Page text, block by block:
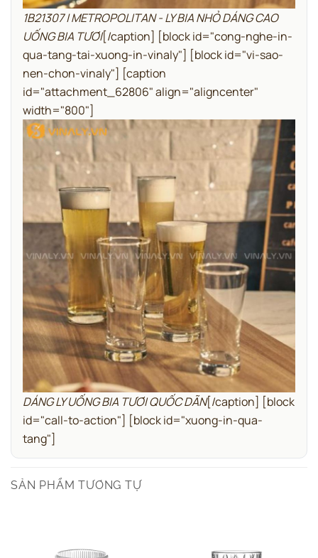
1B21307 | METROPOLITAN - LY BIA NHỎ DÁNG CAO
UỐNG BIA TƯƠI[/caption] [block id="cong-nghe-in-
qua-tang-tai-xuong-in-vinaly"] [block id="vi-sao-
nen-chon-vinaly"] [caption
id="attachment_62806" align="aligncenter"
width="800"]
DÁNG LY UỐNG BIA TƯƠI QUỐC DÃN[/caption] [block
id="call-to-action"] [block id="xuong-in-qua-
tang"]
SẢN PHẨM TƯƠNG TỰ